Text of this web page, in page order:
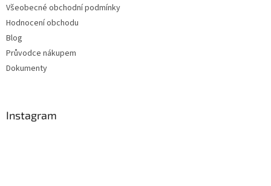
Všeobecné obchodní podmínky
Hodnocení obchodu
Blog
Průvodce nákupem
Dokumenty
Instagram